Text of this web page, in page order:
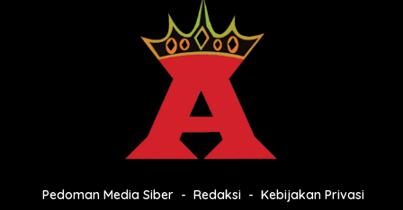
Pedoman Media Siber Redaksi Kebijakan Privasi